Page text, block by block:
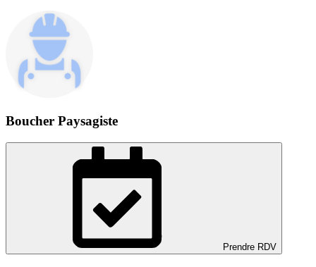
Boucher Paysagiste
Prendre RDV